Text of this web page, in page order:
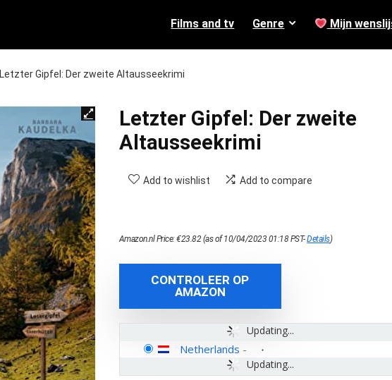
Films and tv Genre Mijn
Letzter Gipfel: Der zweite Altausseekrimi
Letzter Gipfel: Der zweite
Altausseekrimi
Add to wishlist Add to compare
Amazon.nl Price:€23.82 (as of 10/04/2023 01:18 PST-Details)
CONTROLEER OP
AMAZON
Updating...
Updating...
Netherlands -